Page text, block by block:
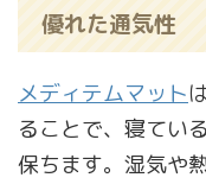
優れた通気性
メディテムマット
ることで、寝てい
保ちます。湿気や